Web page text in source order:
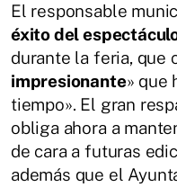
El responsable
éxito del
durante la feria, que
impresionante» que
tiempo». El gran
obliga ahora a
de cara a futuras
además que el